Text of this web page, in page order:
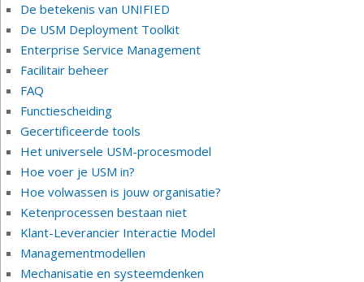
De betekenis van UNIFIED
De USM Deployment Toolkit
Enterprise Service Management
Facilitair beheer
FAQ
Functiescheiding
Gecertificeerde tools
Het universele USM-procesmodel
Hoe voer je USM in?
Hoe volwassen is jouw organisatie?
Ketenprocessen bestaan niet
Klant-Leverancier Interactie Model
Managementmodellen
Mechanisatie en systeemdenken